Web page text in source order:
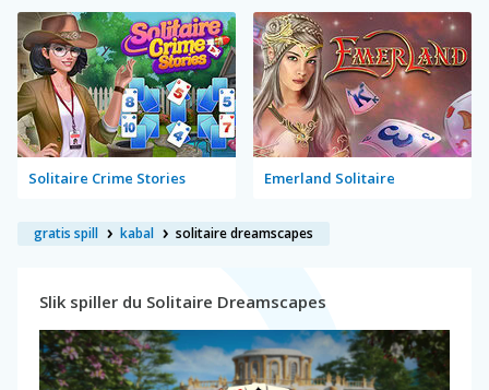
Solitaire Crime Stories Emerland Solitaire
gratis spill kabal solitaire dreamscapes
Slik spiller du Solitaire Dreamscapes